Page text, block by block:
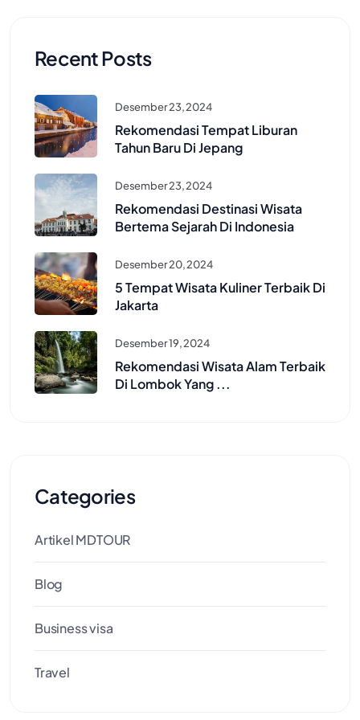
Recent Posts
Desember 23, 2024
Rekomendasi Tempat Liburan
Tahun Baru Di Jepang
Desember 23, 2024
Rekomendasi Destinasi Wisata
Bertema Sejarah Di Indonesia
Desember 20, 2024
5 Tempat Wisata Kuliner Terbaik Di
Jakarta
Desember 19, 2024
Rekomendasi Wisata Alam Terbaik
Di Lombok Yang ...
Categories
Artikel MDTOUR
Blog
Business visa
Travel